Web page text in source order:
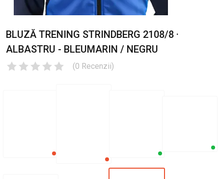
BLUZĂ TRENING STRINDBERG 2108/8 ·
ALBASTRU - BLEUMARIN / NEGRU
(0 Recenzii)